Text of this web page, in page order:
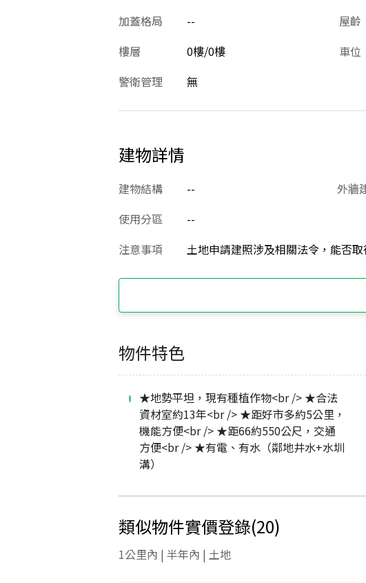
加蓋格局
-- 屋齡
樓層
0樓/0樓 車位
警衛管理
無
建物詳情
建物結構 -- 外牆
使用分區
--
注意事項
土地申請建照涉及相關法令，能否
物件特色
★地勢平坦，現有種植作物<br /> ★合法
資材室約13年<br /> ★距好市多約5公里，
機能方便<br /> ★距66約550公尺，交通
方便<br /> ★有電、有水（鄰地井水+水圳
溝）
類似物件實價登錄(20)
1公里內 | 半年內 | 土地